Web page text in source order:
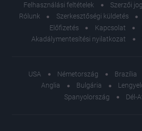
Felhasználási feltételek
Szerzői
Rólunk
Szerkesztőségi küldetés
Előfizetés
Kapcsolat
Akadálymentesítési nyilatkozat
USA Németország Brazília
Anglia
Bulgária
Spanyolország
Dél-